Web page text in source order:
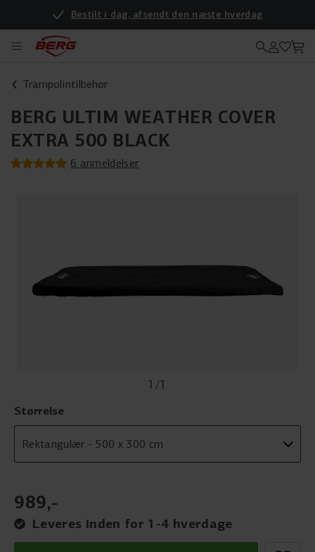
Bestilt i dag, afsendt den næste hverdag
Trampolintilbehør
BERG ULTIM WEATHER COVER
EXTRA 500 BLACK
6 anmeldelser
1 /1
Størrelse
989,-
Leveres inden for 1-4 hverdage